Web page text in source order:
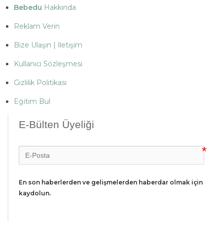
Bebedu Hakkında
Reklam Verin
Bize Ulaşın | İletişim
Kullanıcı Sözleşmesi
Gizlilik Politikası
Eğitim Bul
E-Bülten Üyeliği
En son haberlerden ve gelişmelerden haberdar olmak için
kaydolun.